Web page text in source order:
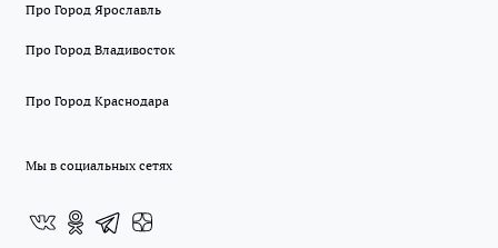
Про Город Ярославль
Про Город Владивосток
Про Город Краснодара
Мы в социальных сетях